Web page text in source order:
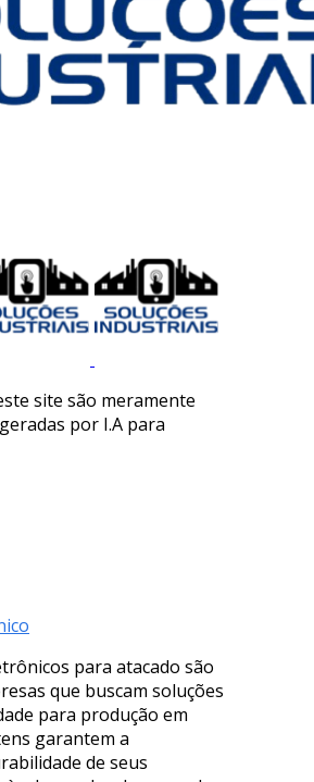
site são meramente
por I.A para
para atacado são
que buscam soluções
para produção em
garantem a
de seus